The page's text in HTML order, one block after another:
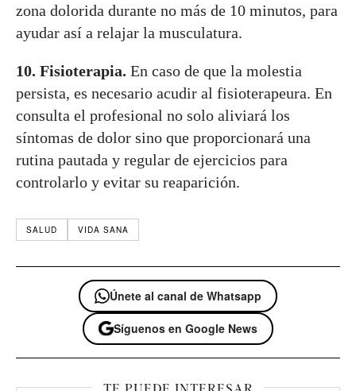
zona dolorida durante no más de 10 minutos, para
ayudar así a relajar la musculatura.
10. Fisioterapia. En caso de que la molestia
persista, es necesario acudir al fisioterapeura. En
consulta el profesional no solo aliviará los
síntomas de dolor sino que proporcionará una
rutina pautada y regular de ejercicios para
controlarlo y evitar su reaparición.
SALUD VIDA SANA
Únete al canal de Whatsapp
Síguenos en Google News